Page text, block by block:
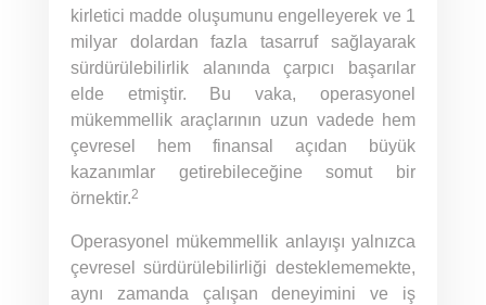
kirletici madde oluşumunu engelleyerek ve 1
milyar dolardan fazla tasarruf sağlayarak
sürdürülebilirlik alanında çarpıcı başarılar
elde etmiştir. Bu vaka, operasyonel
mükemmellik araçlarının uzun vadede hem
çevresel hem finansal açıdan büyük
kazanımlar getirebileceğine somut bir
örnektir.2
Operasyonel mükemmellik anlayışı yalnızca
çevresel sürdürülebilirliği desteklememekte,
aynı zamanda çalışan deneyimini ve iş